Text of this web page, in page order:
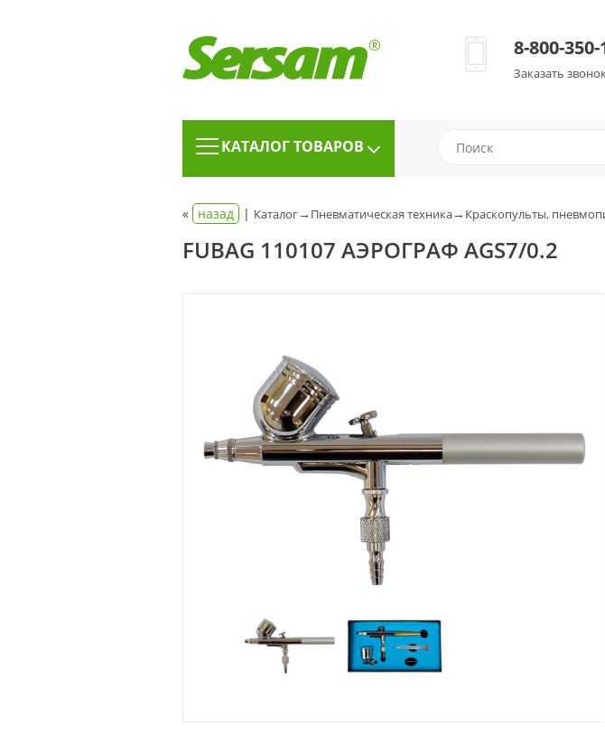
8-800-350-
Заказать
КАТАЛОГ ТОВАРОВ
« назад | Каталог→ Пневматическая техника→ Краскопульты,
FUBAG 110107 АЭРОГРАФ AGS7/0.2